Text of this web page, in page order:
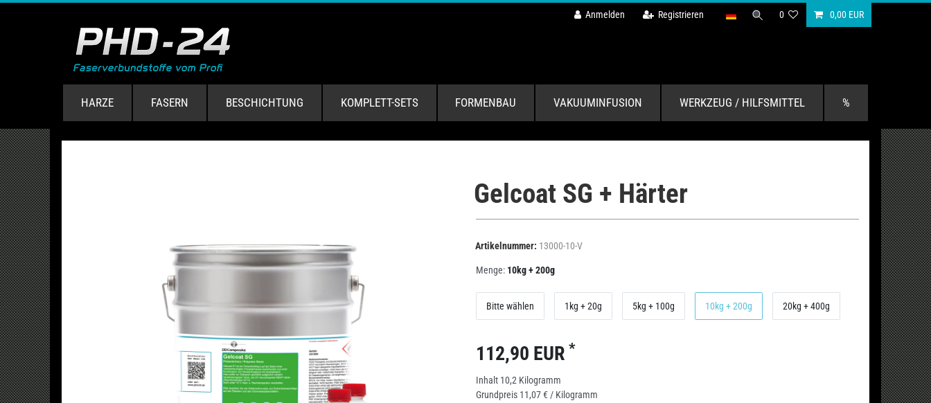
Anmelden Registrieren 0 0,00 EUR
HARZE FASERN BESCHICHTUNG KOMPLETT-SETS FORMENBAU VAKUUMINFUSION WERKZEUG / HILFSMITTEL %
Gelcoat SG + Härter
Artikelnummer: 13000-10-V
Menge: 10kg + 200g
Bitte wählen 1kg + 20g 5kg + 100g 10kg + 200g 20kg + 400g
112,90 EUR *
Inhalt 10,2 Kilogramm
Grundpreis 11,07 € / Kilogramm